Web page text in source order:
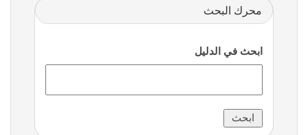
محرك البحث
ابحث في الدليل